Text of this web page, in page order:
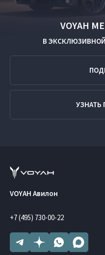
VOYAH
В ЭКСКЛЮЗИВНОЙ
УЗНАТЬ
VOYAH Авилон
+7 (495) 730-00-22